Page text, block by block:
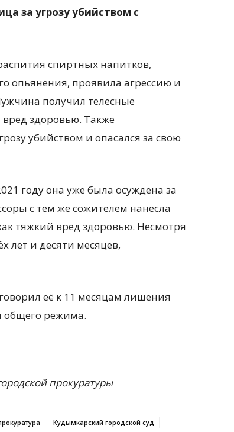
за угрозу убийством с
спиртных напитков,
опьянения, проявила агрессию и
получил телесные
здоровью. Также
убийством и опасался за свою
году она уже была осуждена за
с тем же сожителем нанесла
тяжкий вред здоровью. Несмотря
лет и десяти месяцев,
её к 11 месяцам лишения
общего режима.
прокуратуры
Кудымкарский городской суд